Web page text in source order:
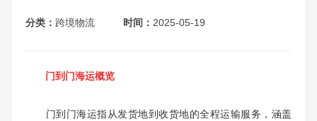
分类： 跨境物流 时间： 2025-05-19
门到门海运概览
门到门海运指从发货地到收货地的全程运输服务，涵盖